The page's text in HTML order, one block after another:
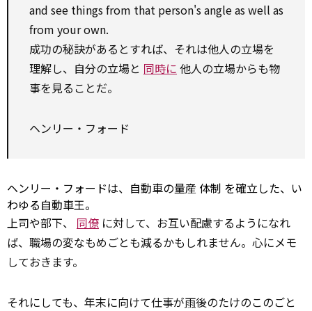
and see things from that person's angleas well as
from your own.
成功の秘訣があるとすれば、それは他人の立場を
理解し、自分の立場と 同時に 他人の立場からも物
事を見ることだ。
ヘンリー・フォード
ヘンリー・フォードは、自動車の量産 体制 を確立した、い
わゆる自動車王。
上司や部下、 同僚 に対して、お互い配慮するようになれ
ば、職場の変なもめごとも減るかもしれません。心にメモ
しておきます。
それにしても、年末に向けて仕事が雨後のたけのこのごと